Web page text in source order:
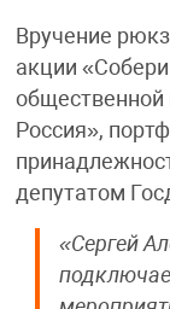
Вручение
акции
общественной
Россия»,
депутатом
«Сергей